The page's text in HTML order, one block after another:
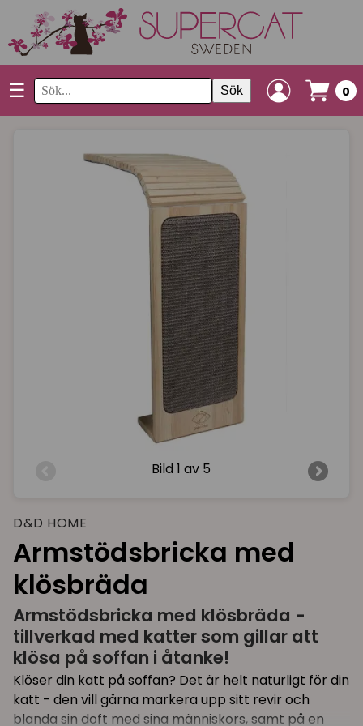
☰ Sök 0
Bild1 av 5
D&D HOME
Armstödsbricka med
klösbräda
Armstödsbricka med klösbräda -
tillverkad med katter som gillar att
klösa på soffan i åtanke!
Klöser din katt på soffan? Det är helt naturligt för din
katt - den vill gärna markera upp sitt revir och
blanda sin doft med sina människors, samt på en